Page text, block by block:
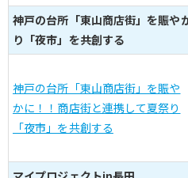
神戸の台所「東山商店街」を賑や
り「夜市」を共創する
神戸の台所「東山商店街」を賑や
かに！！商店街と連携して夏祭り
「夜市」を共創する